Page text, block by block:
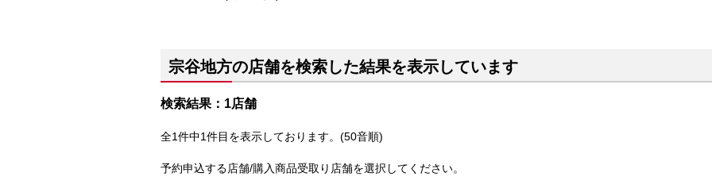
宗谷地方の店舗を検索した結果を表示しています
検索結果：1店舗
全1件中1件目を表示しております。(50音順)
予約申込する店舗/購入商品受取り店舗を選択してください。